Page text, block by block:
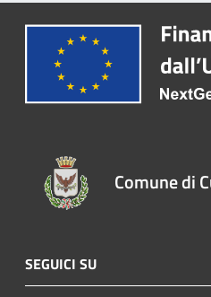
Comune di
SEGUICI SU